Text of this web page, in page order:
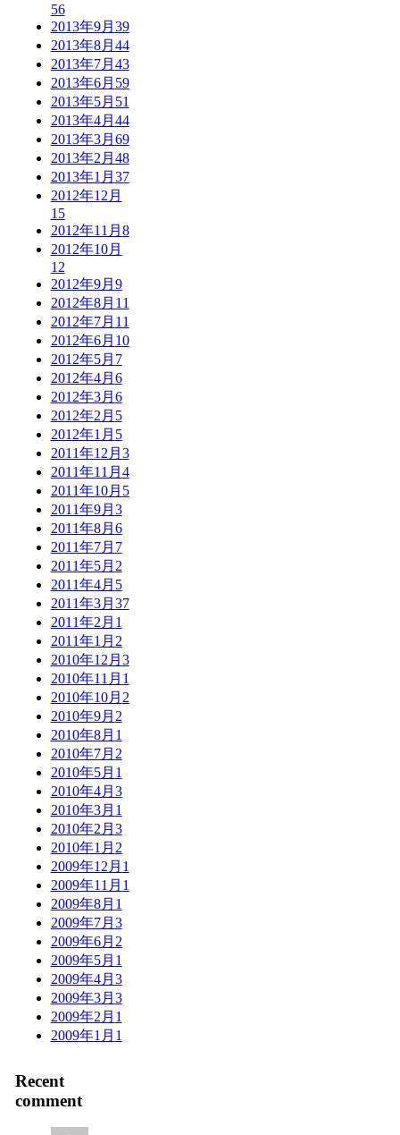
56
2013年9月 39
2013年8月 44
2013年7月 43
2013年6月 59
2013年5月 51
2013年4月 44
2013年3月 69
2013年2月 48
2013年1月 37
2012年12月
15
2012年11月 8
2012年10月
12
2012年9月 9
2012年8月 11
2012年7月 11
2012年6月 10
2012年5月 7
2012年4月 6
2012年3月 6
2012年2月 5
2012年1月 5
2011年12月 3
2011年11月 4
2011年10月 5
2011年9月 3
2011年8月 6
2011年7月 7
2011年5月 2
2011年4月 5
2011年3月 37
2011年2月 1
2011年1月 2
2010年12月 3
2010年11月 1
2010年10月 2
2010年9月 2
2010年8月 1
2010年7月 2
2010年5月 1
2010年4月 3
2010年3月 1
2010年2月 3
2010年1月 2
2009年12月 1
2009年11月 1
2009年8月 1
2009年7月 3
2009年6月 2
2009年5月 1
2009年4月 3
2009年3月 3
2009年2月 1
2009年1月 1
Recent
comment